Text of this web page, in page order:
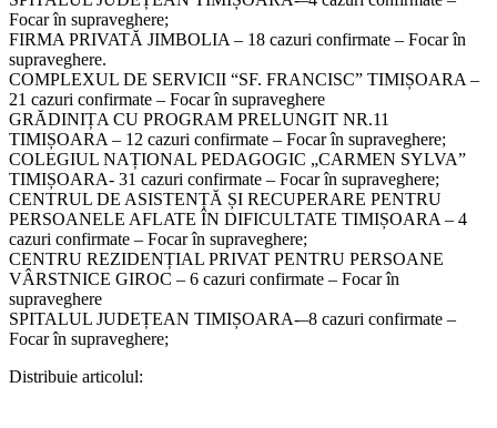
Focar în supraveghere;
FIRMA PRIVATĂ JIMBOLIA – 18 cazuri confirmate – Focar în
supraveghere.
COMPLEXUL DE SERVICII “SF. FRANCISC” TIMIȘOARA –
21 cazuri confirmate – Focar în supraveghere
GRĂDINIȚA CU PROGRAM PRELUNGIT NR.11
TIMIȘOARA – 12 cazuri confirmate – Focar în supraveghere;
COLEGIUL NAȚIONAL PEDAGOGIC „CARMEN SYLVA”
TIMIȘOARA- 31 cazuri confirmate – Focar în supraveghere;
CENTRUL DE ASISTENȚĂ ȘI RECUPERARE PENTRU
PERSOANELE AFLATE ÎN DIFICULTATE TIMIȘOARA – 4
cazuri confirmate – Focar în supraveghere;
CENTRU REZIDENȚIAL PRIVAT PENTRU PERSOANE
VÂRSTNICE GIROC – 6 cazuri confirmate – Focar în
supraveghere
SPITALUL JUDEȚEAN TIMIȘOARA-–8 cazuri confirmate –
Focar în supraveghere;
Distribuie articolul: